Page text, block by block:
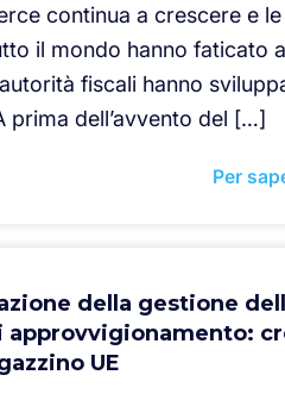
continua a crescere e
il mondo hanno faticato
fiscali hanno
prima dell’avvento del […]
Per
della gestione
approvvigionamento:
UE